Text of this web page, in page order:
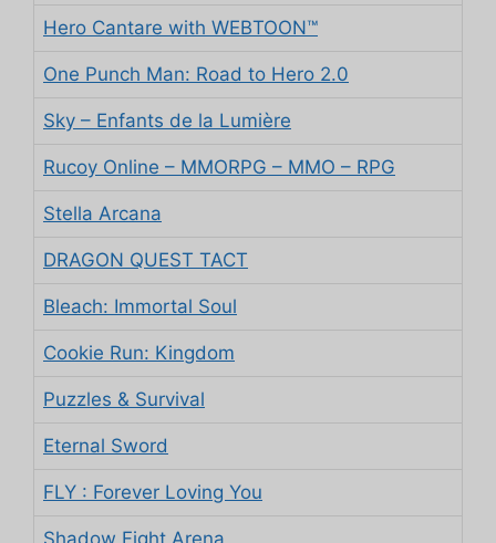
Hero Cantare with WEBTOON™
One Punch Man: Road to Hero 2.0
Sky – Enfants de la Lumière
Rucoy Online – MMORPG – MMO – RPG
Stella Arcana
DRAGON QUEST TACT
Bleach: Immortal Soul
Cookie Run: Kingdom
Puzzles & Survival
Eternal Sword
FLY : Forever Loving You
Shadow Fight Arena